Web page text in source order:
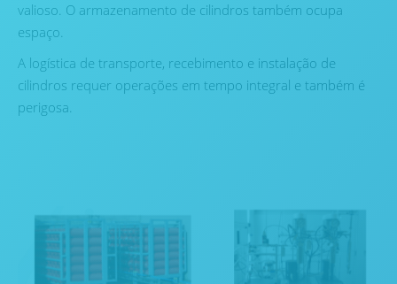
valioso. O armazenamento de cilindros também ocupa
espaço.
A logística de transporte, recebimento e instalação de
cilindros requer operações em tempo integral e também é
perigosa.